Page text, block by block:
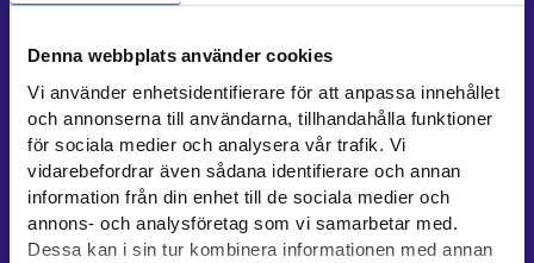
Denna webbplats använder cookies
Vi använder enhetsidentifierare för att anpassa innehållet
och annonserna till användarna, tillhandahålla funktioner
för sociala medier och analysera vår trafik. Vi
vidarebefordrar även sådana identifierare och annan
information från din enhet till de sociala medier och
annons- och analysföretag som vi samarbetar med.
Dessa kan i sin tur kombinera informationen med annan
Stöd för e-tjänster
Information om utkomstskydd för arbetslösa
Rådgivningstjänster för arbetsgivare och företagare
Anvisningar för avsnitten E-tjänster och Min karriärstig
Stöd och respons